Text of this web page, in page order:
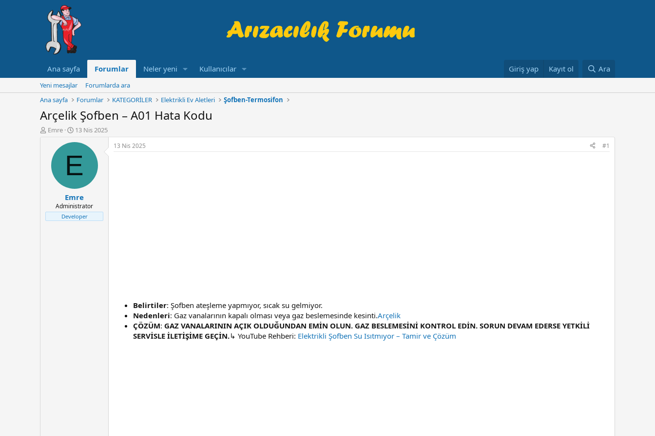
Ana sayfa Forumlar Neler yeni Kullanıcılar Giriş yap Kayıt ol Ara
Yeni mesajlar
Forumlarda ara
Ana sayfa
Forumlar KATEGORİLER Elektrikli Ev Aletleri Şofben-Termosifon
Arçelik Şofben – A01 Hata Kodu
K
Emre
B
l
a
n
ı
ç
t
a
13 Nis 2025
E
Emre
Administrator
Developer
13 Nis 2025 #1
Belirtiler: Şofben ateşleme yapmıyor, sıcak su gelmiyor.
Nedenleri: Gaz vanalarının kapalı olması veya gaz beslemesinde kesinti.Arçelik
ÇÖZÜM: GAZ VANALARININ AÇIK OLDUĞUNDAN EMİN OLUN. GAZ BESLEMESİNİ KONTROL EDİN. SORUN DEVAM EDERSE YETKİLİ
SERVİSLE İLETİŞİME GEÇİN.↳ YouTube Rehberi: Elektrikli Şofben Su Isıtmıyor – Tamir ve Çözüm